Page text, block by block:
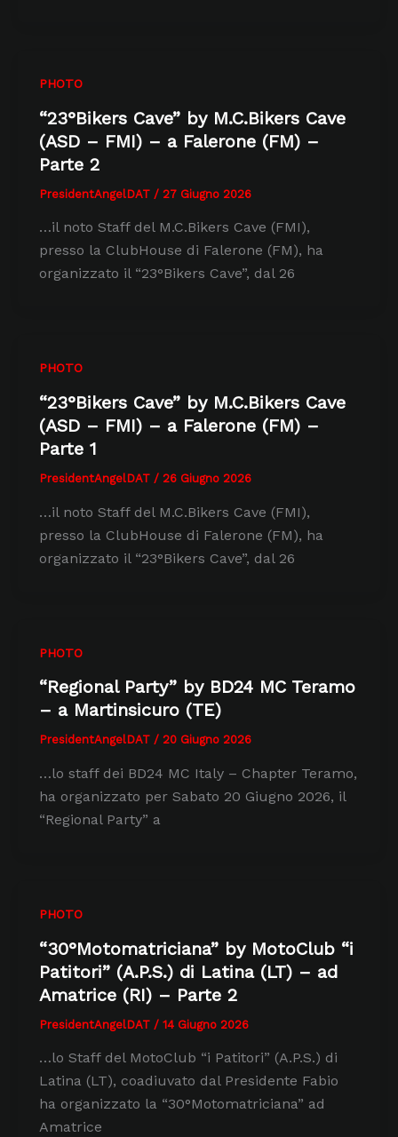
PHOTO
“23°Bikers Cave” by M.C.Bikers Cave
(ASD – FMI) – a Falerone (FM) –
Parte 2
PresidentAngelDAT / 27 Giugno 2026
…il noto Staff del M.C.Bikers Cave (FMI),
presso la ClubHouse di Falerone (FM), ha
organizzato il “23°Bikers Cave”, dal 26
PHOTO
“23°Bikers Cave” by M.C.Bikers Cave
(ASD – FMI) – a Falerone (FM) –
Parte 1
PresidentAngelDAT / 26 Giugno 2026
…il noto Staff del M.C.Bikers Cave (FMI),
presso la ClubHouse di Falerone (FM), ha
organizzato il “23°Bikers Cave”, dal 26
PHOTO
“Regional Party” by BD24 MC Teramo
– a Martinsicuro (TE)
PresidentAngelDAT / 20 Giugno 2026
…lo staff dei BD24 MC Italy – Chapter Teramo,
ha organizzato per Sabato 20 Giugno 2026, il
“Regional Party” a
PHOTO
“30°Motomatriciana” by MotoClub “i
Patitori” (A.P.S.) di Latina (LT) – ad
Amatrice (RI) – Parte 2
PresidentAngelDAT / 14 Giugno 2026
…lo Staff del MotoClub “i Patitori” (A.P.S.) di
Latina (LT), coadiuvato dal Presidente Fabio
ha organizzato la “30°Motomatriciana” ad
Amatrice